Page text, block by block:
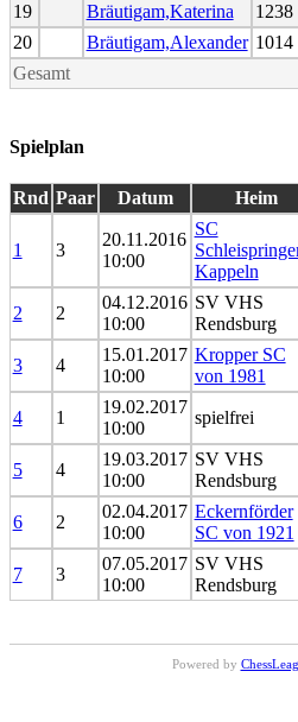
19
Bräutigam,Katerina
1238
20
Bräutigam,Alexander 1014
Gesamt
Spielplan
Rnd Paar Datum Heim
1 3
20.11.2016
10:00
SC
Kappeln
2 2
04.12.2016
10:00
SV VHS
Rendsburg
3 4
15.01.2017
10:00
Kropper SC
von 1981
4 1
19.02.2017
10:00
spielfrei
5 4
19.03.2017
10:00
SV VHS
Rendsburg
6 2
02.04.2017
10:00
Eckernförder
SC von 1921
7 3
07.05.2017
10:00
SV VHS
Rendsburg
Powered by